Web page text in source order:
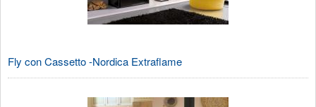
Fly con Cassetto -Nordica Extraflame